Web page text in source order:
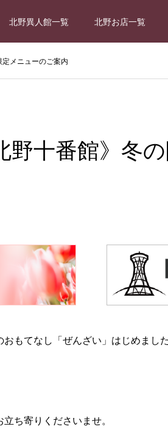
北野異人館一覧 北野お店一覧
定メニューのご案内
野十番館》冬
もてなし「ぜんざい」はじめました
ち寄りくださいませ。